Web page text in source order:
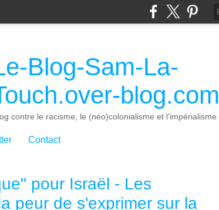
Blog-Sam-La-
blog.com
contre le racisme, le (néo)colonialisme et l'impérialisme
Contact
pour Israël - Les
peur de s'exprimer sur la